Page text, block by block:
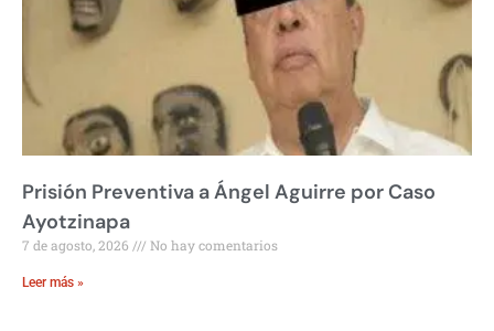
Prisión Preventiva a Ángel Aguirre por Caso
Ayotzinapa
7 de agosto, 2026 No hay comentarios
Leer más »